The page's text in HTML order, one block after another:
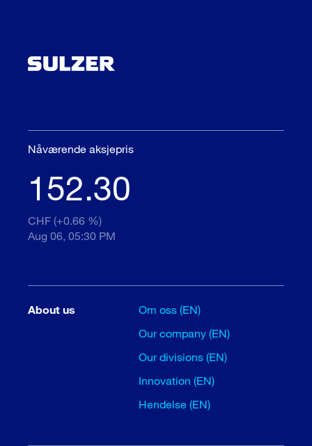
Nåværende aksjepris
152.30
CHF (+0.66 %)
Aug 06, 05:30 PM
About us
Om oss (EN)
Our company (EN)
Our divisions (EN)
Innovation (EN)
Hendelse (EN)